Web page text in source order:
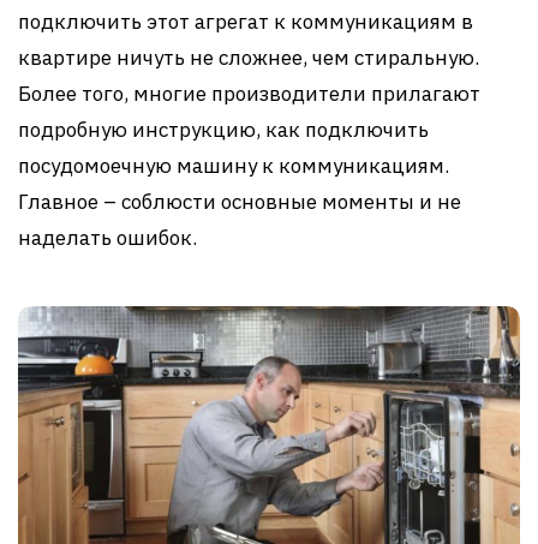
подключить этот агрегат к коммуникациям в
квартире ничуть не сложнее, чем стиральную.
Более того, многие производители прилагают
подробную инструкцию, как подключить
посудомоечную машину к коммуникациям.
Главное – соблюсти основные моменты и не
наделать ошибок.